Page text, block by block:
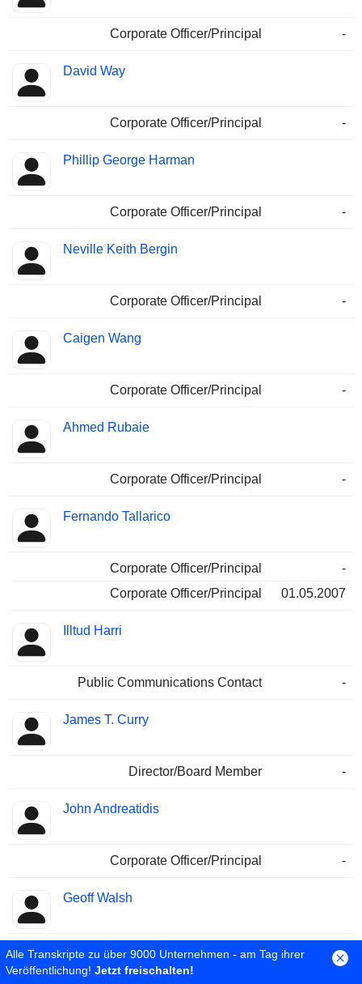
Corporate Officer/Principal -
David Way
Corporate Officer/Principal -
Phillip George Harman
Corporate Officer/Principal -
Neville Keith Bergin
Corporate Officer/Principal -
Caigen Wang
Corporate Officer/Principal -
Ahmed Rubaie
Corporate Officer/Principal -
Fernando Tallarico
Corporate Officer/Principal
-
Corporate Officer/Principal
01.05.2007
Illtud Harri
Public Communications Contact -
James T. Curry
Director/Board Member -
John Andreatidis
Corporate Officer/Principal -
Geoff Walsh
Public Communications Contact -
Alle Transkripte zu über 9000 Unternehmen - am Tag ihrer
Veröffentlichung! Jetzt freischalten!